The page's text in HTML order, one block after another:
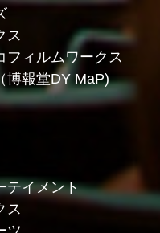
ス
フィルムワークス
博報堂DY MaP)
テイメント
ス